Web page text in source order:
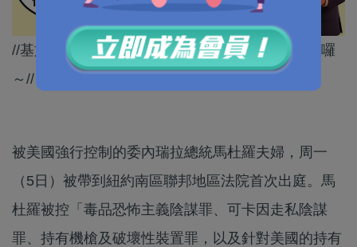
//基於健康同人權狀況，睇唔到美國唔放人嘅理由囉
～//
被美國強行控制的委內瑞拉總統馬杜羅夫婦，周一
（5日）被帶到紐約南區聯邦地區法院首次出庭。馬
杜羅被控「毒品恐怖主義陰謀罪、可卡因走私陰謀
罪、持有機槍及破壞性裝置罪，以及針對美國的持有